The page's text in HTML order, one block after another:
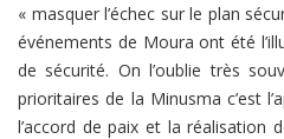
« masquer l’échec sur le plan
événements de Moura ont été
de sécurité. On l’oublie très
prioritaires de la Minusma c’est
l’accord de paix et la réalisation